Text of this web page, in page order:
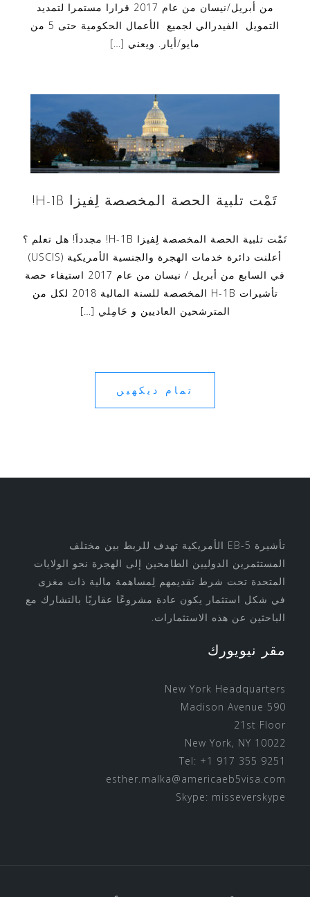
من أبريل/نيسان من عام 2017 قرارا مستمرا لتمديد
التمويل الفيدرالي لجميع الأعمال الحكومية حتى 5 من
مايو/أيار. ويعني […]
تَمْت تلبية الحصة المخصصة لِفيزا H-1B!
تَمْت تلبية الحصة المخصصة لِفيزا H-1B! مجدداََ! هل تعلم ؟
أعلنت دائرة خدمات الهجرة والجنسية الأمريكية (USCIS)
في السابع من أبريل / نيسان من عام 2017 استيفاء حصة
تأشيرات H-1B المخصصة للسنة المالية 2018 لكل من
المترشحين العاديين و حَامِلي […]
تمام دیکھیں
تأشيرة EB-5 الأمريكية تهدف للربط بين مختلف
المستثمرين الدوليين الطامحين إلى الهجرة نحو الولايات
المتحدة تحت شرط تقديمهم لِمساهمة مالية ذات مغزى
في شكل استثمار يكون عادة مشروعًا عقاريًا بالتشارك مع
الباحثين عن هذه الاستثمارات.
مقر نيويورك
New York Headquarters
590 Madison Avenue
21st Floor
New York, NY 10022
Tel: +1 917 355 9251
esther.malka@americaeb5visa.com
Skype: misseverskype